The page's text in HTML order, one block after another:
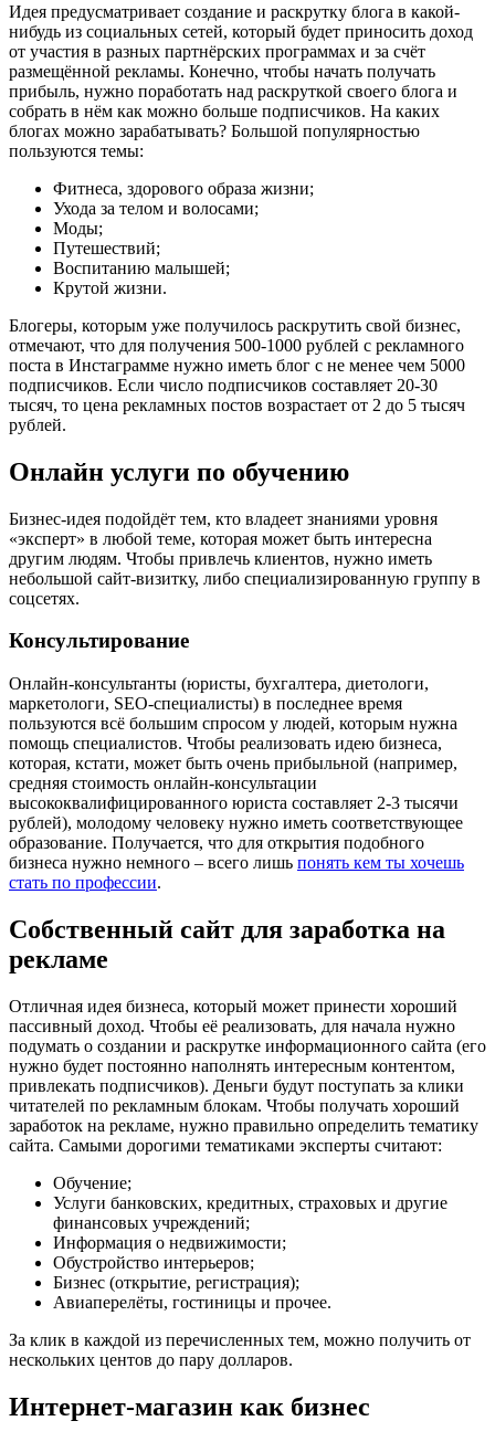
Идея предусматривает создание и раскрутку блога в какой-
нибудь из социальных сетей, который будет приносить доход
от участия в разных партнёрских программах и за счёт
размещённой рекламы. Конечно, чтобы начать получать
прибыль, нужно поработать над раскруткой своего блога и
собрать в нём как можно больше подписчиков. На каких
блогах можно зарабатывать? Большой популярностью
пользуются темы:
Фитнеса, здорового образа жизни;
Ухода за телом и волосами;
Моды;
Путешествий;
Воспитанию малышей;
Крутой жизни.
Блогеры, которым уже получилось раскрутить свой бизнес,
отмечают, что для получения 500-1000 рублей с рекламного
поста в Инстаграмме нужно иметь блог с не менее чем 5000
подписчиков. Если число подписчиков составляет 20-30
тысяч, то цена рекламных постов возрастает от 2 до 5 тысяч
рублей.
Онлайн услуги по обучению
Бизнес-идея подойдёт тем, кто владеет знаниями уровня
«эксперт» в любой теме, которая может быть интересна
другим людям. Чтобы привлечь клиентов, нужно иметь
небольшой сайт-визитку, либо специализированную группу в
соцсетях.
Консультирование
Онлайн-консультанты (юристы, бухгалтера, диетологи,
маркетологи, SEO-специалисты) в последнее время
пользуются всё большим спросом у людей, которым нужна
помощь специалистов. Чтобы реализовать идею бизнеса,
которая, кстати, может быть очень прибыльной (например,
средняя стоимость онлайн-консультации
высококвалифицированного юриста составляет 2-3 тысячи
рублей), молодому человеку нужно иметь соответствующее
образование. Получается, что для открытия подобного
бизнеса нужно немного – всего лишь понять кем ты хочешь
стать по профессии.
Собственный сайт для заработка на
рекламе
Отличная идея бизнеса, который может принести хороший
пассивный доход. Чтобы её реализовать, для начала нужно
подумать о создании и раскрутке информационного сайта (его
нужно будет постоянно наполнять интересным контентом,
привлекать подписчиков). Деньги будут поступать за клики
читателей по рекламным блокам. Чтобы получать хороший
заработок на рекламе, нужно правильно определить тематику
сайта. Самыми дорогими тематиками эксперты считают:
Обучение;
Услуги банковских, кредитных, страховых и другие
финансовых учреждений;
Информация о недвижимости;
Обустройство интерьеров;
Бизнес (открытие, регистрация);
Авиаперелёты, гостиницы и прочее.
За клик в каждой из перечисленных тем, можно получить от
нескольких центов до пару долларов.
Интернет-магазин как бизнес